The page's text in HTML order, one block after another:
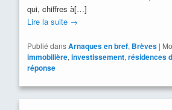
qui, chiffres à[…]
Lire la suite →
Publié dansArnaques en bref, Brèves |
immobilière, investissement, résidences
réponse